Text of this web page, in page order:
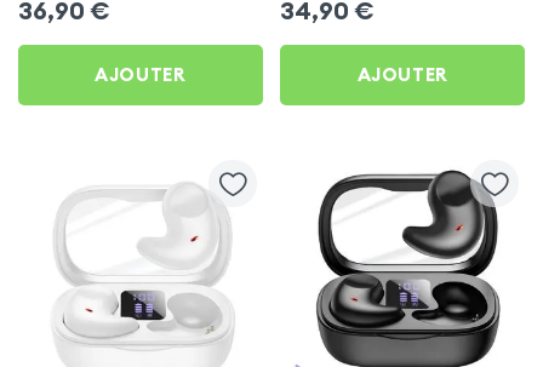
36,90 €
AJOUTER
34,90 €
AJOUTER